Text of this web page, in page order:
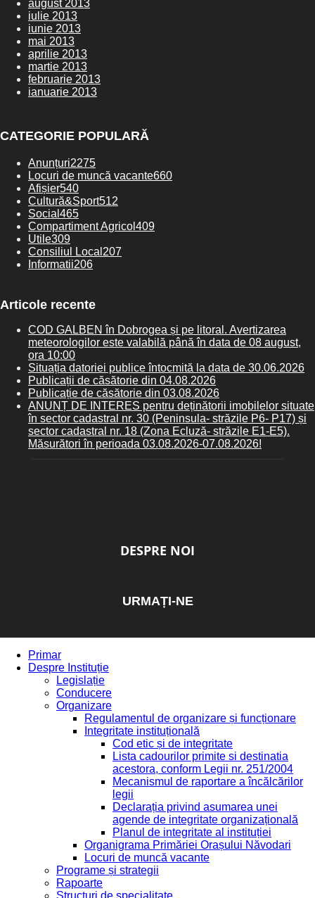
august 2013
iulie 2013
iunie 2013
mai 2013
aprilie 2013
martie 2013
februarie 2013
ianuarie 2013
CATEGORIE POPULARĂ
Anunțuri2275
Locuri de muncă vacante660
Afișier540
Cultură&Sport512
Social 465
Compartiment Agricol 409
Utile309
Consiliul Local 207
Informatii206
Articole recente
COD GALBEN în Dobrogea și pe litoral. Avertizarea
meteorologilor este valabilă până în data de 08 august,
ora 10:00
Situația datoriei publice întocmită la data de 30.06.2026
Publicații de căsătorie din 04.08.2026
Publicație de căsătorie din 03.08.2026
ANUNȚ DE INTERES pentru deținătorii imobilelor situate
în sector cadastral nr. 30 (Peninsula- străzile P6- P17) și
sector cadastral nr. 18 (Zona Ecluză- străzile E1-E5).
Măsurători în perioada 03.08.2026-07.08.2026!
DESPRE NOI
URMAȚI-NE
Primar
Despre Instituție
Legislație
Conducere
Organizare
Regulamentul de organizare și funcționare
Integritate instituțională
Cod etic și de integritate
Lista cadourilor primite si destinatia
acestora, conform Legii nr. 251/2004
Mecanismul de raportare a încălcărilor
legii
Declarația privind asumarea unei
agende de integritate organizațională
Planul de integritate al instituției
Organigrama Primăriei Orașului Năvodari
Locuri de muncă vacante
Programe și strategii
Rapoarte
Structuri de specialitate